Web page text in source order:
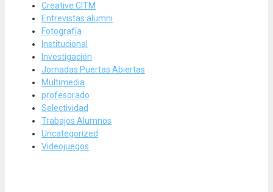
Creative CITM
Entrevistas alumni
Fotografía
Institucional
Investigación
Jornadas Puertas Abiertas
Multimedia
profesorado
Selectividad
Trabajos Alumnos
Uncategorized
Videojuegos